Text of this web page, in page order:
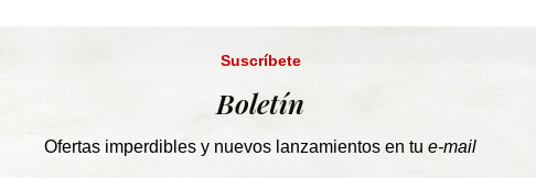
Suscríbete
Boletín
Ofertas imperdibles y nuevos lanzamientos en tu e-mail